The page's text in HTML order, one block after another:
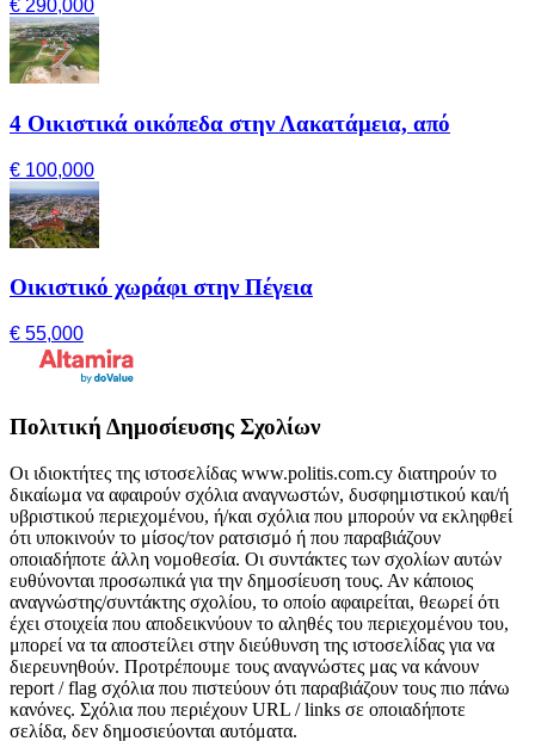
€ 290,000
4 Οικιστικά οικόπεδα στην Λακατάμεια, από
€ 100,000
Οικιστικό χωράφι στην Πέγεια
€ 55,000
Πολιτική Δημοσίευσης Σχολίων
Οι ιδιοκτήτες της ιστοσελίδας www.politis.com.cy διατηρούν το
δικαίωμα να αφαιρούν σχόλια αναγνωστών, δυσφημιστικού και/ή
υβριστικού περιεχομένου, ή/και σχόλια που μπορούν να εκληφθεί
ότι υποκινούν το μίσος/τον ρατσισμό ή που παραβιάζουν
οποιαδήποτε άλλη νομοθεσία. Οι συντάκτες των σχολίων αυτών
ευθύνονται προσωπικά για την δημοσίευση τους. Αν κάποιος
αναγνώστης/συντάκτης σχολίου, το οποίο αφαιρείται, θεωρεί ότι
έχει στοιχεία που αποδεικνύουν το αληθές του περιεχομένου του,
μπορεί να τα αποστείλει στην διεύθυνση της ιστοσελίδας για να
διερευνηθούν. Προτρέπουμε τους αναγνώστες μας να κάνουν
report / flag σχόλια που πιστεύουν ότι παραβιάζουν τους πιο πάνω
κανόνες. Σχόλια που περιέχουν URL / links σε οποιαδήποτε
σελίδα, δεν δημοσιεύονται αυτόματα.